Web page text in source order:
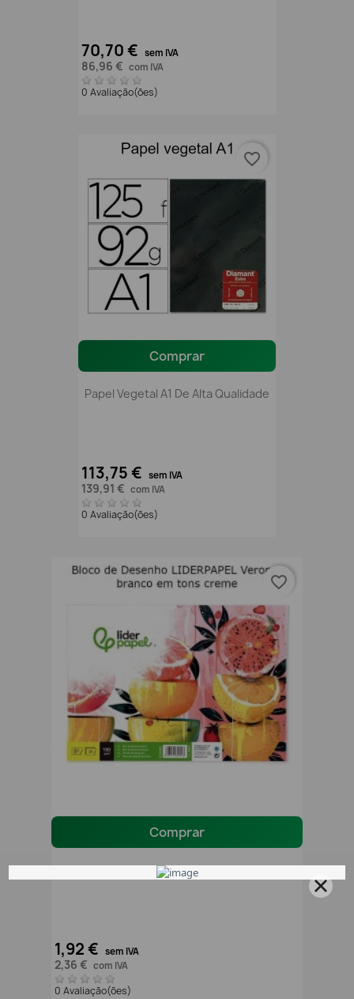
70,70 € sem IVA
86,96 € com IVA
0 Avaliação(ões)
Comprar
Papel Vegetal A1 De Alta Qualidade
113,75 € sem IVA
139,91 € com IVA
0 Avaliação(ões)
favorite_border
Comprar
Bloco De Desenho LIDERPAPEL Verona Creme
1,92 € sem IVA
2,36 € com IVA
0 Avaliação(ões)
favorite_border